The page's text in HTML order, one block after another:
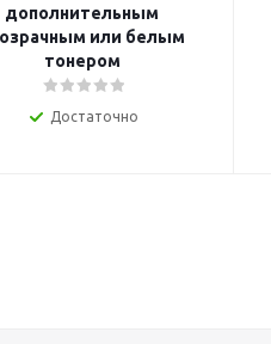
дополнительным
или белым
тонером
Достаточно